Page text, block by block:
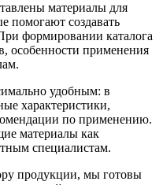
материалы для
помогают создавать
формировании каталога
особенности применения
удобным: в
характеристики,
по применению.
материалы как
специалистам.
продукции, мы готовы